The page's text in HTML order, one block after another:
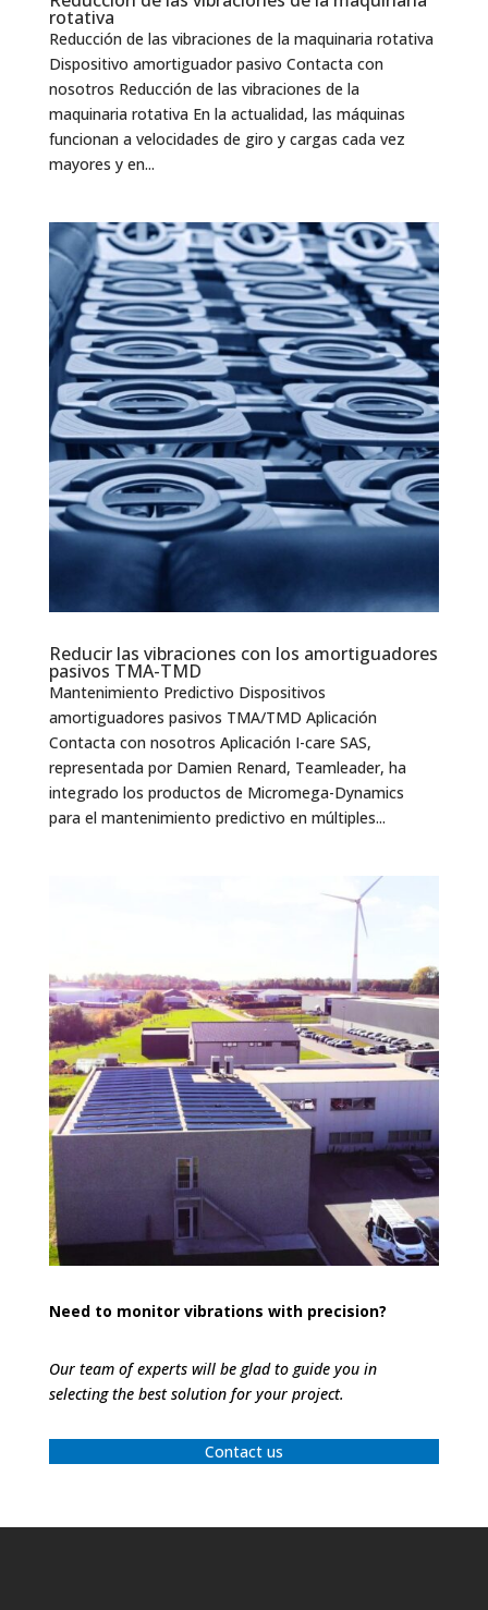
rotativa
Reducción de las vibraciones de la maquinaria rotativa
Dispositivo amortiguador pasivo Contacta con
nosotros Reducción de las vibraciones de la
maquinaria rotativa En la actualidad, las máquinas
funcionan a velocidades de giro y cargas cada vez
mayores y en...
Reducir las vibraciones con los amortiguadores
pasivos TMA-TMD
Mantenimiento Predictivo Dispositivos
amortiguadores pasivos TMA/TMD Aplicación
Contacta con nosotros Aplicación I-care SAS,
representada por Damien Renard, Teamleader, ha
integrado los productos de Micromega-Dynamics
para el mantenimiento predictivo en múltiples...
Need to monitor vibrations with precision?
Our team of experts will be glad to guide you in
selecting the best solution for your project.
Contact us